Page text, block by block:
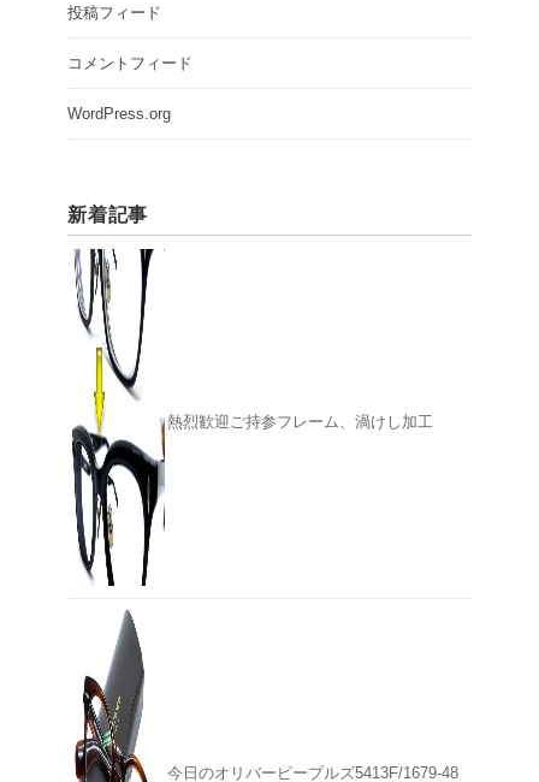
投稿フィード
コメントフィード
WordPress.org
新着記事
熱烈歓迎ご持参フレーム、渦けし加工
今日のオリバーピープルズ5413F/1679-48